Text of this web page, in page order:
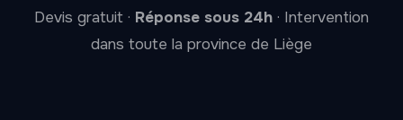
Devis gratuit · Réponse sous 24h · Intervention
dans toute la province de Liège